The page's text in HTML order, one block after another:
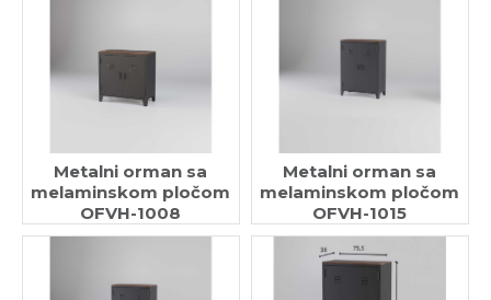
Metalni orman sa
melaminskom pločom
OFVH-1008
Metalni orman sa
melaminskom pločom
OFVH-1015